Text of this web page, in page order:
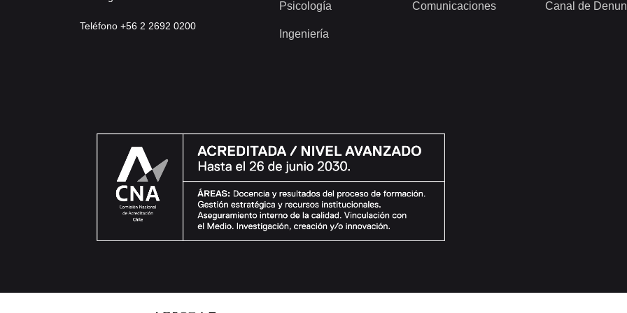
Teléfono +56 2 2692 0200
Psicología
Ingeniería
Comunicaciones Canal de